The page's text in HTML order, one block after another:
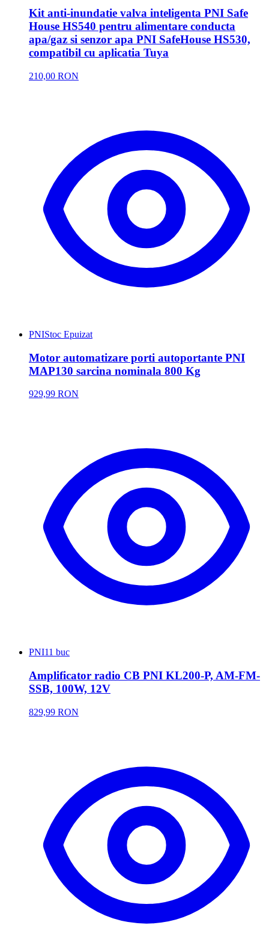
Kit anti-inundatie valva inteligenta PNI Safe
House HS540 pentru alimentare conducta
apa/gaz si senzor apa PNI SafeHouse HS530,
compatibil cu aplicatia Tuya
210,00 RON
PNIStoc Epuizat
Motor automatizare porti autoportante PNI
MAP130 sarcina nominala 800 Kg
929,99 RON
PNI11 buc
Amplificator radio CB PNI KL200-P, AM-FM-
SSB, 100W, 12V
829,99 RON